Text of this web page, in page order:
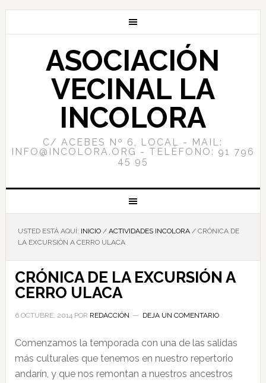
ASOCIACIÓN
VECINAL LA
INCOLORA
C/ ACEBES Nº 6, LOCAL - MAIL:
INFO@INCOLORA.ORG - TELÉFONO: 91 796
45 95
USTED ESTÁ AQUÍ: INICIO / ACTIVIDADES INCOLORA /CRÓNICA DE
LA EXCURSIÓN A CERRO ULACA
CRÓNICA DE LA EXCURSIÓN A
CERRO ULACA
6 OCTUBRE, 2014POR REDACCIÓN DEJA UN COMENTARIO
Comenzamos la temporada con una de las salidas
más culturales que tenemos en nuestro repertorio
andarín, y que nos remontan a nuestros ancestros